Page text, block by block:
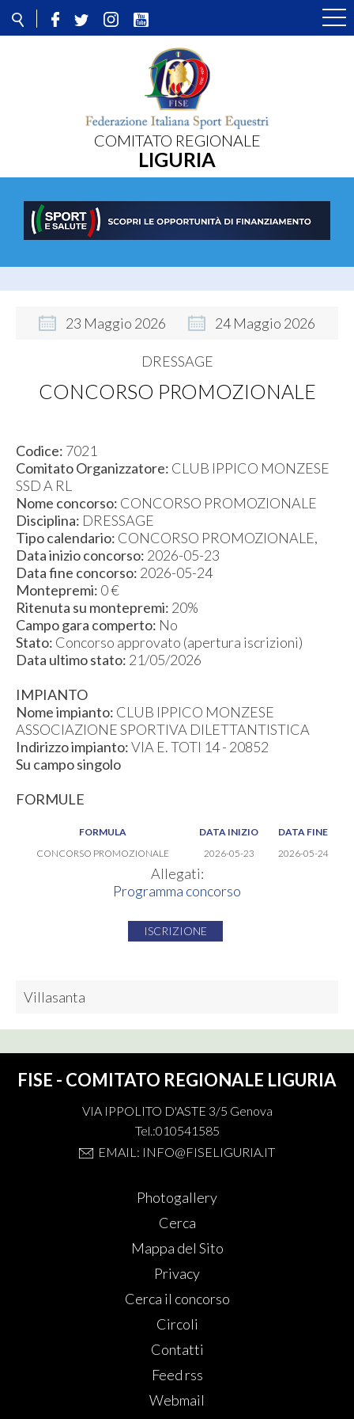
COMITATO REGIONALE
LIGURIA
23 Maggio 2026 24 Maggio 2026
CONCORSO PROMOZIONALE
Codice: 7021
Comitato Organizzatore: CLUB IPPICO MONZESE
SSD A RL
Nome concorso: CONCORSO PROMOZIONALE
Disciplina: DRESSAGE
Tipo calendario: CONCORSO PROMOZIONALE,
Data inizio concorso: 2026-05-23
Data fine concorso: 2026-05-24
Montepremi: 0 €
Ritenuta su montepremi: 20%
Campo gara comperto: No
Stato: Concorso approvato (apertura iscrizioni)
Data ultimo stato: 21/05/2026
IMPIANTO
Nome impianto: CLUB IPPICO MONZESE
ASSOCIAZIONE SPORTIVA DILETTANTISTICA
Indirizzo impianto:VIA E. TOTI 14 - 20852
Su campo singolo
FORMULE
FORMULA DATA INIZIO
DATA FINE
CONCORSO PROMOZIONALE
2026-05-23 2026-05-24
Allegati:
Programma concorso
ISCRIZIONE
DRESSAGE
Villasanta
FISE - COMITATO REGIONALE LIGURIA
VIA IPPOLITO D'ASTE 3/5 Genova
Tel.:010541585
EMAIL: INFO@FISELIGURIA.IT
Photogallery
Cerca
Mappa del Sito
Privacy
Cerca il concorso
Circoli
Contatti
Feed rss
Webmail